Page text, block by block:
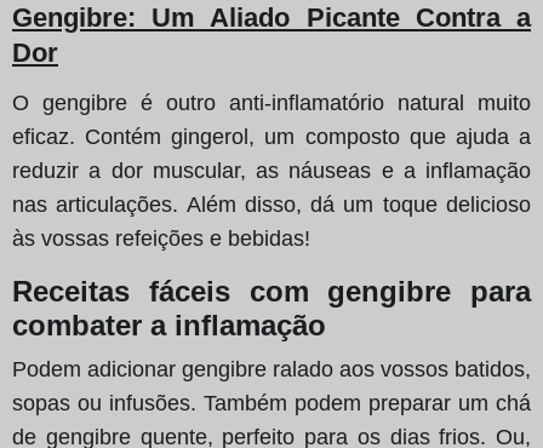
Gengibre: Um Aliado Picante Contra a
Dor
O gengibre é outro anti-inflamatório natural muito
eficaz. Contém gingerol, um composto que ajuda a
reduzir a dor muscular, as náuseas e a inflamação
nas articulações. Além disso, dá um toque delicioso
às vossas refeições e bebidas!
Receitas fáceis com gengibre para
combater a inflamação
Podem adicionar gengibre ralado aos vossos batidos,
sopas ou infusões. Também podem preparar um chá
de gengibre quente, perfeito para os dias frios. Ou,